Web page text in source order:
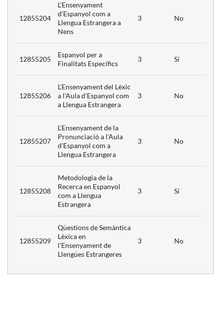
12855204
L'Ensenyament
d'Espanyol com a
Llengua Estrangera a
Nens
3 No
12855205
Espanyol per a
Finalitats Específics
3 Sí
12855206
L'Ensenyament del Lèxic
a l'Aula d'Espanyol com
a Llengua Estrangera
3 No
12855207
L'Ensenyament de la
Pronunciació a l'Aula
d'Espanyol com a
Llengua Estrangera
3 No
12855208
Metodologia de la
Recerca en Espanyol
com a Llengua
Estrangera
3 Sí
12855209
Qüestions de Semàntica
Lèxica en
l'Ensenyament de
Llengües Estrangeres
3 No